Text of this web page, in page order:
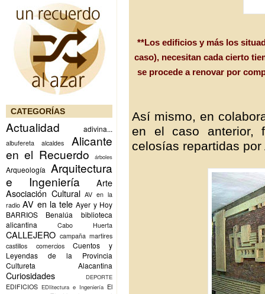
CATEGORÍAS
Actualidad adivina...
albufereta alcaldes
Alicante
en el Recuerdo
árboles
Arqueología Arquitectura
e Ingeniería
Arte
Asociación Cultural AV en la
radio AV en la tele Ayer y Hoy
BARRIOS
Benalúa
biblioteca
alicantina
Cabo Huerta
CALLEJERO campaña martires
castillos
comercios
Cuentos y
Leyendas de la Provincia
Cultureta Alacantina
Curiosidades DEPORTE
EDIFICIOS EDIitectura e Ingeniería El
**Los edificios y más los
caso), necesitan cada cierto
se procede a renovar por
Así mismo, en
en el caso anterior,
celosías repartidas